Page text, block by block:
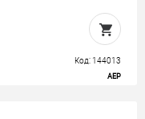
Код: 144013
AEP